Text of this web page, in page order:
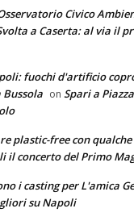
Civico
a Caserta: al via il
fuochi d'artificio
on Spari a
plastic-free con
il concerto del Primo
i casting per L'amica
su Napoli